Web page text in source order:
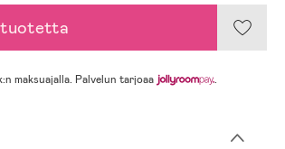
maksuajalla. Palvelun tarjoaa .